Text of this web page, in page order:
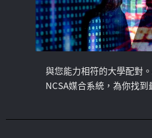
與您能力相符的大學配對
NCSA媒合系統，為你找